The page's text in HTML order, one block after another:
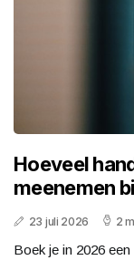
Hoeveel
meenemen
23 juli 2026 2
Boek je in 2026